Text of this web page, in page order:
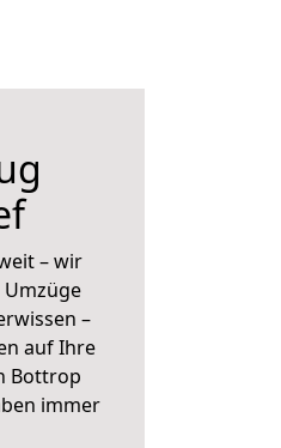
– wir
Umzüge
–
auf Ihre
Bottrop
immer